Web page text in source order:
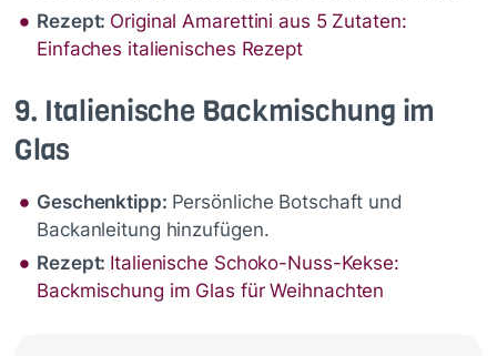
Rezept: Original Amarettini aus 5 Zutaten:
Einfaches italienisches Rezept
9. Italienische Backmischung im
Glas
Geschenktipp: Persönliche Botschaft und
Backanleitung hinzufügen.
Rezept: Italienische Schoko-Nuss-Kekse:
Backmischung im Glas für Weihnachten